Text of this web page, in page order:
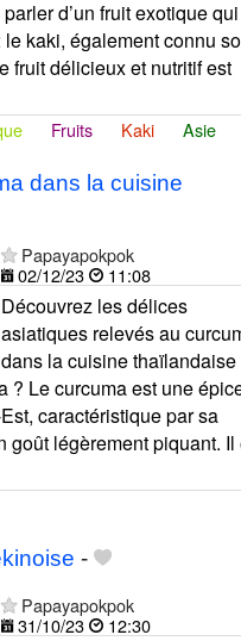
d’un fruit exotique
kaki, également connu
fruit délicieux et nutritif est
Fruits Kaki Asie
dans la cuisine
Papayapokpok
02/12/23
11:08
Découvrez les délices
asiatiques relevés au
dans la cuisine thaïlandaise
? Le curcuma est une
caractéristique par sa
goût légèrement piquant. Il
-
Papayapokpok
31/10/23
12:30